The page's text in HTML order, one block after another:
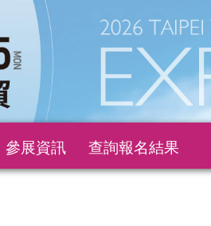
參展資訊 查詢報名結果